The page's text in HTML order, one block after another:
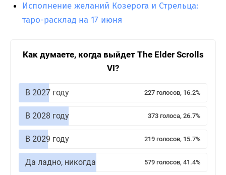
Исполнение желаний Козерога и Стрельца:
таро-расклад на 17 июня
Как думаете, когда выйдет The Elder Scrolls
VI?
В 2027 году 227 голосов, 16.2%
В 2028 году 373 голоса, 26.7%
В 2029 году 219 голосов, 15.7%
Да ладно, никогда 579 голосов, 41.4%